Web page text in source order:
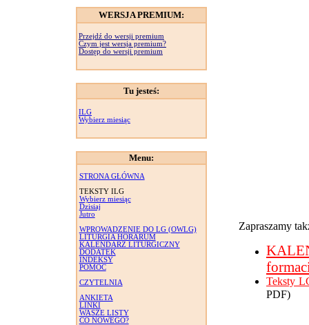
WERSJA PREMIUM:
Przejdź do wersji premium
Czym jest wersja premium?
Dostęp do wersji premium
Tu jesteś:
ILG
Wybierz miesiąc
Menu:
STRONA GŁÓWNA
TEKSTY ILG
Wybierz miesiąc
Dzisiaj
Jutro
WPROWADZENIE DO LG (OWLG)
LITURGIA HORARUM
KALENDARZ LITURGICZNY
DODATEK
INDEKSY
POMOC
CZYTELNIA
ANKIETA
LINKI
WASZE LISTY
CO NOWEGO?
Zapraszamy
Teksty
PDF)